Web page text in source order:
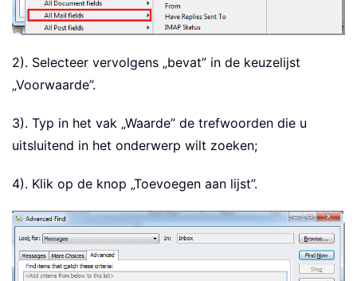
2). Selecteer vervolgens „bevat” in de keuzelijst
„Voorwaarde”.
3). Typ in het vak „Waarde” de trefwoorden die u
uitsluitend in het onderwerp wilt zoeken;
4). Klik op de knop „Toevoegen aan lijst”.